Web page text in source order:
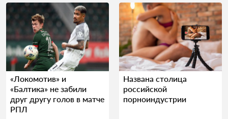
«Локомотив» и
«Балтика» не забили
друг другу голов в матче
РПЛ
Названа столица
российской
порноиндустрии